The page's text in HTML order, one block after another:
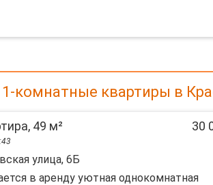
комнатные квартиры в
49 м² 30
улица, 6Б
в аренду уютная однокомнатная